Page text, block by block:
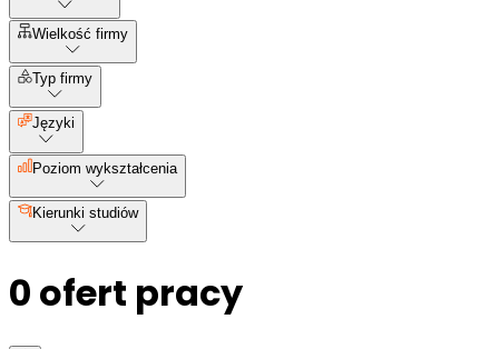
Wielkość firmy
Typ firmy
Języki
Poziom wykształcenia
Kierunki studiów
0 ofert pracy